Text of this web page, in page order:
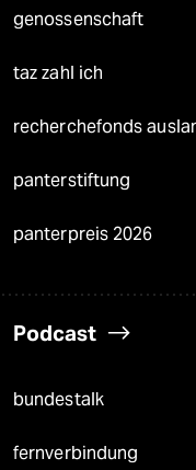
genossenschaft
taz zahl ich
recherchefonds
panterstiftung
panterpreis 2026
Podcast
bundestalk
fernverbindung